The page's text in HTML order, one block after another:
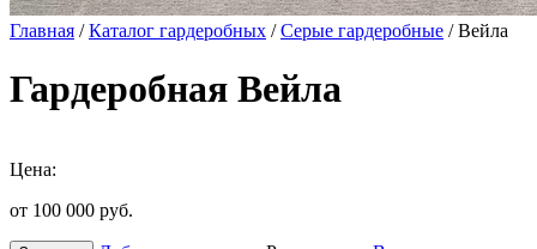
Главная /Каталог гардеробных /Серые гардеробные / Вейла
Гардеробная Вейла
Цена:
от 100 000 руб.